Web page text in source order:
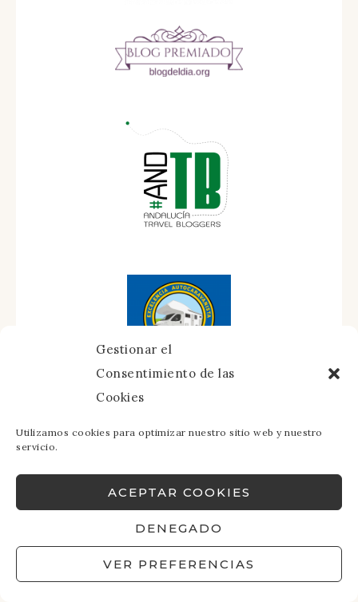
Gestionar el
Consentimiento de las
Cookies
Utilizamos cookies para optimizar nuestro sitio web y nuestro
servicio.
ACEPTAR COOKIES
DENEGADO
VER PREFERENCIAS